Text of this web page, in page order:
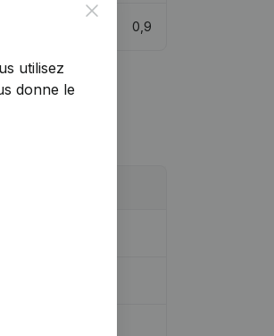
0,9
Close
utilisez
donne le